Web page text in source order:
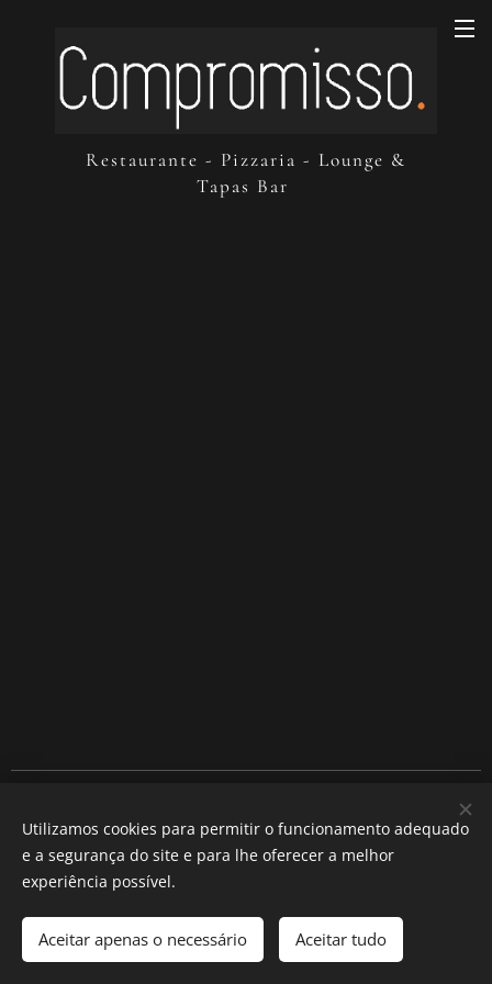
Restaurante - Pizzaria - Lounge &
Tapas Bar
Tel. 282 077 794
Idiomas
Português
English
Utilizamos cookies para permitir o funcionamento adequado
e a segurança do site e para lhe oferecer a melhor
experiência possível.
Aceitar apenas o necessário Aceitar tudo